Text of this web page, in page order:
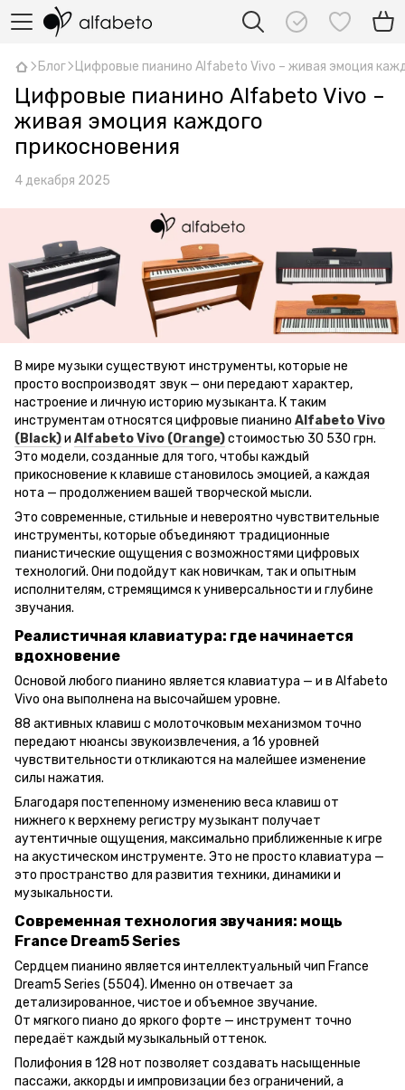
Блог Цифровые пианино Alfabeto Vivo – живая эмоция
Цифровые пианино Alfabeto Vivo –
живая эмоция каждого
прикосновения
4 декабря 2025
В мире музыки существуют инструменты, которые не
просто воспроизводят звук — они передают характер,
настроение и личную историю музыканта. К таким
инструментам относятся цифровые пианино Alfabeto Vivo
(Black)и Alfabeto Vivo (Orange)стоимостью 30 530 грн.
Это модели, созданные для того, чтобы каждый
прикосновение к клавише становилось эмоцией, а каждая
нота — продолжением вашей творческой мысли.
Это современные, стильные и невероятно чувствительные
инструменты, которые объединяют традиционные
пианистические ощущения с возможностями цифровых
технологий. Они подойдут как новичкам, так и опытным
исполнителям, стремящимся к универсальности и глубине
звучания.
Реалистичная клавиатура: где начинается
вдохновение
Основой любого пианино является клавиатура — и в Alfabeto
Vivo она выполнена на высочайшем уровне.
88 активных клавиш с молоточковым механизмом точно
передают нюансы звукоизвлечения, а 16 уровней
чувствительности откликаются на малейшее изменение
силы нажатия.
Благодаря постепенному изменению веса клавиш от
нижнего к верхнему регистру музыкант получает
аутентичные ощущения, максимально приближенные к игре
на акустическом инструменте. Это не просто клавиатура —
это пространство для развития техники, динамики и
музыкальности.
Современная технология звучания: мощь
France Dream5 Series
Сердцем пианино является интеллектуальный чип France
Dream5 Series (5504). Именно он отвечает за
детализированное, чистое и объемное звучание.
От мягкого пиано до яркого форте — инструмент точно
передаёт каждый музыкальный оттенок.
Полифония в 128 нот позволяет создавать насыщенные
пассажи, аккорды и импровизации без ограничений, а